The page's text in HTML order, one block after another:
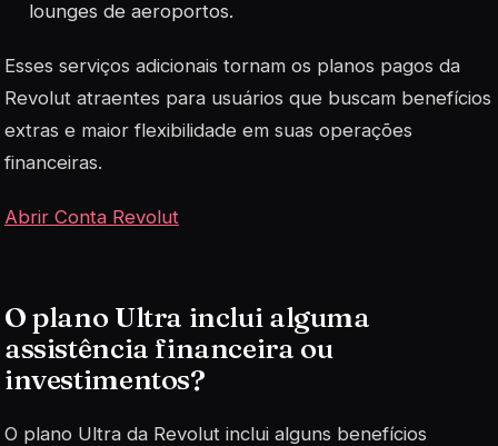
lounges de aeroportos.
Esses serviços adicionais tornam os planos pagos da
Revolut atraentes para usuários que buscam benefícios
extras e maior flexibilidade em suas operações
financeiras.
Abrir Conta Revolut
O plano Ultra inclui alguma
assistência financeira ou
investimentos?
O plano Ultra da Revolut inclui alguns benefícios